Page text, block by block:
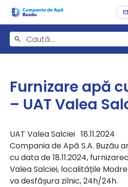
Furnizare apă
– UAT Valea
UAT Valea Salciei 18.11.2024
Compania de Apă S.A. Buzău
cu data de 18.11.2024,
Valea Salciei, localitățile
va desfășura zilnic, 24h/24h.